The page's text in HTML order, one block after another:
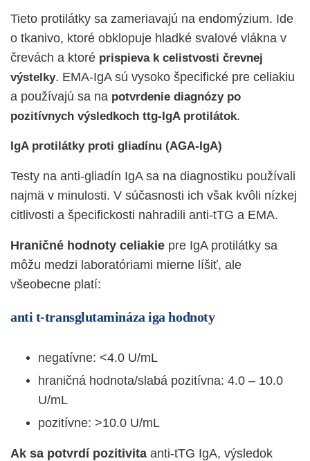
Tieto protilátky sa zameriavajú na endomýzium. Ide
o tkanivo, ktoré obklopuje hladké svalové vlákna v
črevách a ktoré prispieva k celistvosti črevnej
výstelky. EMA-IgA sú vysoko špecifické pre celiakiu
a používajú sa na potvrdenie diagnózy po
pozitívnych výsledkoch ttg-IgA protilátok.
IgA protilátky proti gliadínu (AGA-IgA)
Testy na anti-gliadín IgA sa na diagnostiku používali
najmä v minulosti. V súčasnosti ich však kvôli nízkej
citlivosti a špecifickosti nahradili anti-tTG a EMA.
Hraničné hodnoty celiakie pre IgA protilátky sa
môžu medzi laboratóriami mierne líšiť, ale
všeobecne platí:
anti t-transglutamináza iga hodnoty
negatívne: <4.0 U/mL
hraničná hodnota/slabá pozitívna: 4.0 – 10.0
U/mL
pozitívne: >10.0 U/mL
Ak sa potvrdí pozitivita anti-tTG IgA, výsledok